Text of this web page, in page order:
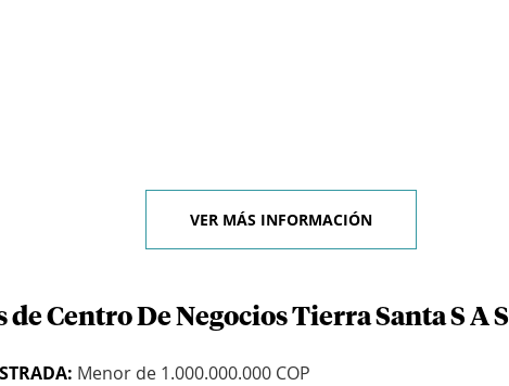
VER MÁS INFORMACIÓN
Centro De Negocios Tierra Santa S A S
Menor de 1.000.000.000 COP